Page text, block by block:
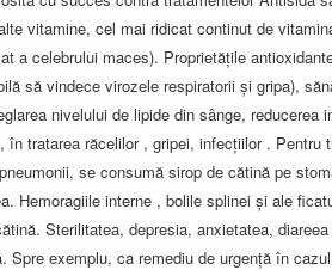
vitamine, cel mai ridicat continut de
a celebrului maces). Proprietăţile
să vindece virozele respiratorii şi gripa),
nivelului de lipide din sânge,
în tratarea răcelilor , gripei, infecțiilor . Pentru
se consumă sirop de cătină pe
Hemoragiile interne , bolile splinei și ale
Sterilitatea, depresia, anxietatea,
Spre exemplu, ca remediu de urgență în